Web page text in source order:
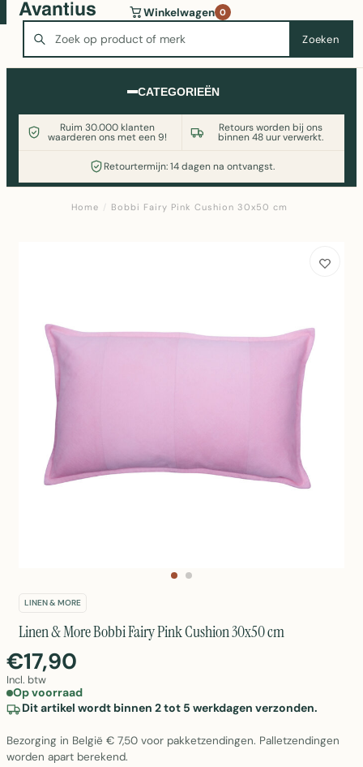
Zoeken
Winkelwagen 0
CATEGORIEËN
Ruim 30.000 klanten
waarderen ons met een 9!
Retours worden bij ons
binnen 48 uur verwerkt.
Retourtermijn: 14 dagen na ontvangst.
Wasmachine of koelkast nodig? Vergelijk alle prijzen op
Witgoedaanbod.nl
Home / Bobbi Fairy Pink Cushion 30x50 cm
LINEN & MORE
Linen & More Bobbi Fairy Pink Cushion 30x50 cm
€17,90
Incl. btw
Op voorraad
Dit artikel wordt binnen 2 tot 5 werkdagen verzonden.
Bezorging in België € 7,50 voor pakketzendingen. Palletzendingen
worden apart berekend.